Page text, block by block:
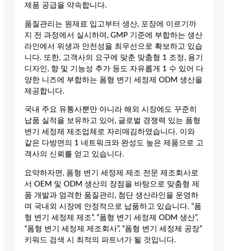
제품 공급을 약속합니다.
품질관리는 원재료 입고부터 생산, 포장에 이르기까
지 전 과정에서 실시하며, GMP 기준에 부합하는 생산
라인에서 위생과 안전성을 최우선으로 확보하고 있습
니다. 또한, 고객사의 요구에 맞춘 맞춤형 1 조정, 용기
디자인, 향 및 기능성 추가 등도 자유롭게 1 수 있어 다
양한 니즈에 부합하는 폼형 변기 세정제 ODM 생산을
제공합니다.
국내 주요 유통사뿐만 아니라 해외 시장에도 꾸준히
납품 실적을 보유하고 있어, 글로벌 경쟁력 있는 폼형
변기 세정제 제조업체로 자리매김하였습니다. 이와
같은 다방면의 1 네트워크와 완성도 높은 제품으로 고
객사의 신뢰를 얻고 있습니다.
요약하자면, 폼형 변기 세정제 제조 전문 제조회사로
서 OEM 및 ODM 생산의 장점을 바탕으로 맞춤형 제
품 개발과 엄격한 품질관리, 첨단 생산라인을 운영하
며 국내외 시장에 안정적으로 납품하고 있습니다. “폼
형 변기 세정제 제조”, “폼형 변기 세정제 ODM 생산”,
“폼형 변기 세정제 제조회사”, “폼형 변기 세정제 공장”
키워드 검색 시 최적의 파트너가 될 것입니다.